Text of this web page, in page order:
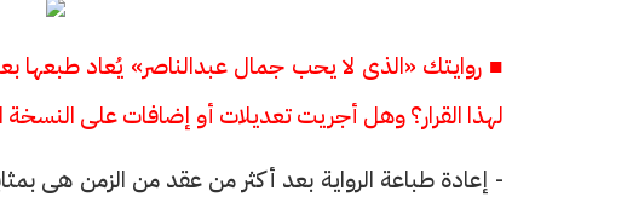
لهذا القرار؟ وهل أجريت تعديلات أو إضافات على النسخة
- إعادة طباعة الرواية بعد أكثر من عقد من الزمن هى